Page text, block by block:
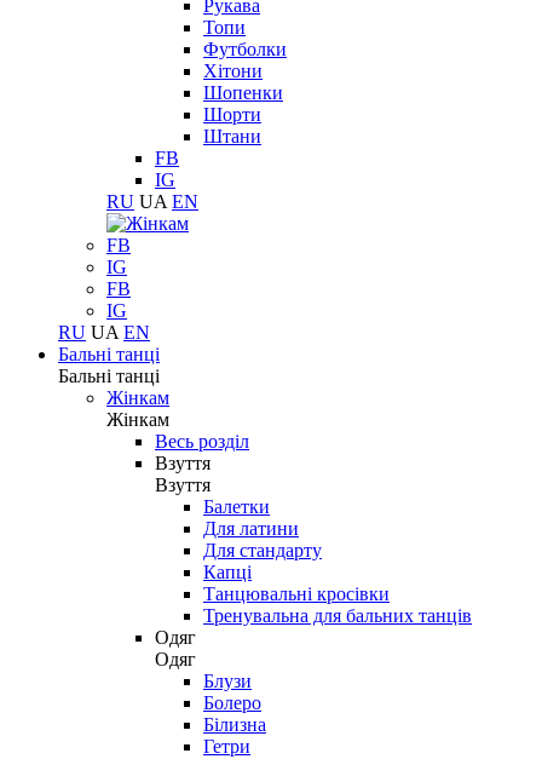
Рукава
Топи
Футболки
Хітони
Шопенки
Шорти
Штани
FB
IG
RU UA EN
FB
IG
FB
IG
RU UA EN
Бальні танці
Бальні танці
Жінкам
Жінкам
Весь розділ
Взуття
Взуття
Балетки
Для латини
Для стандарту
Капці
Танцювальні кросівки
Тренувальна для бальних танців
Одяг
Одяг
Блузи
Болеро
Білизна
Гетри